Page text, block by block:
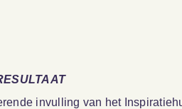
invulling van het